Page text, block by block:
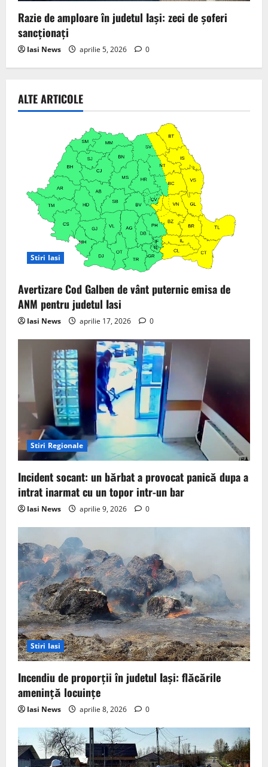
Razie de amploare în judetul Iași: zeci de șoferi
sancționați
Iasi News aprilie 5, 2026 0
ALTE ARTICOLE
Stiri Iasi
Avertizare Cod Galben de vânt puternic emisa de
ANM pentru judetul Iasi
Iasi News aprilie 17, 2026 0
Stiri Regionale
Incident socant: un bărbat a provocat panică dupa a
intrat inarmat cu un topor intr-un bar
Iasi News aprilie 9, 2026 0
Stiri Iasi
Incendiu de proporții în judetul Iași: flăcările
amenință locuințe
Iasi News aprilie 8, 2026 0